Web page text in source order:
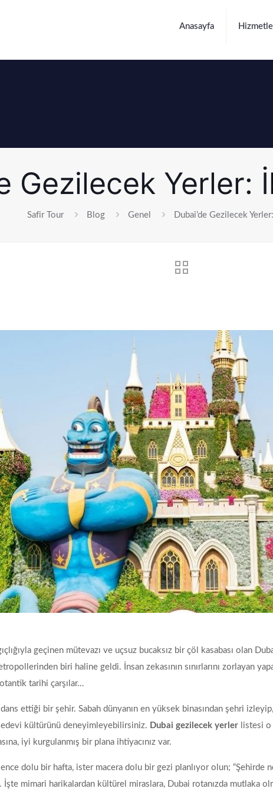
Anasayfa
Gezilecek Yerler:
Safir Tour Blog Genel Dubai’de Gezilecek
geçinen mütevazı ve uçsuz bucaksız bir çöl kasabası olan
biri haline geldi. İnsan zekasının sınırlarını zorlayan
tarihi çarşılar…
ettiği bir şehir. Sabah dünyanın en yüksek binasından şehri
kültürünü deneyimleyebilirsiniz. Dubai gezilecek yerler listesi
iyi kurgulanmış bir plana ihtiyacınız var.
dolu bir hafta, ister macera dolu bir gezi planlıyor olun; “Şehirde
İşte mimari harikalardan kültürel miraslara, Dubai rotanızda